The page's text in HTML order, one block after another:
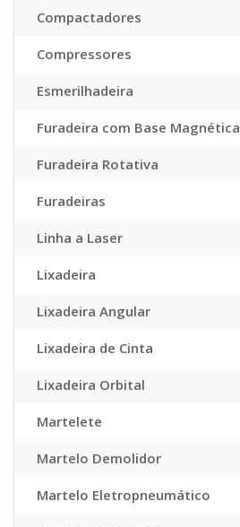
Compactadores
Compressores
Esmerilhadeira
Furadeira com Base Magnética
Furadeira Rotativa
Furadeiras
Linha a Laser
Lixadeira
Lixadeira Angular
Lixadeira de Cinta
Lixadeira Orbital
Martelete
Martelo Demolidor
Martelo Eletropneumático